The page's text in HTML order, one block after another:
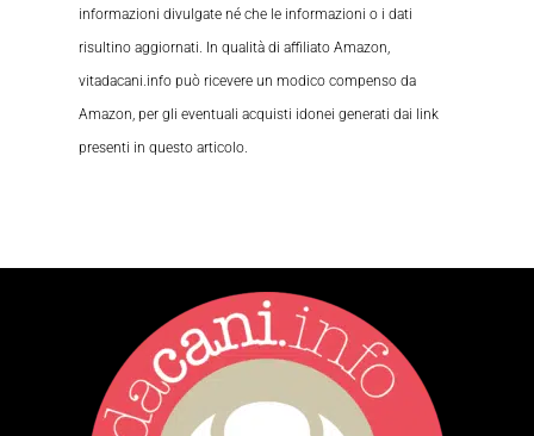
informazioni divulgate né che le informazioni o i dati
risultino aggiornati. In qualità di affiliato Amazon,
vitadacani.info può ricevere un modico compenso da
Amazon, per gli eventuali acquisti idonei generati dai link
presenti in questo articolo.